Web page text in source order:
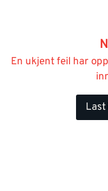
En ukjent feil har